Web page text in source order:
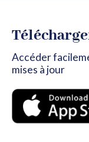
Accéder
mises à jour